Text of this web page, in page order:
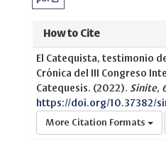
How to Cite
El Catequista, testimonio
Crónica del III Congreso
Catequesis. (2022). Sinite,
https://doi.org/10.37382/
More Citation Formats